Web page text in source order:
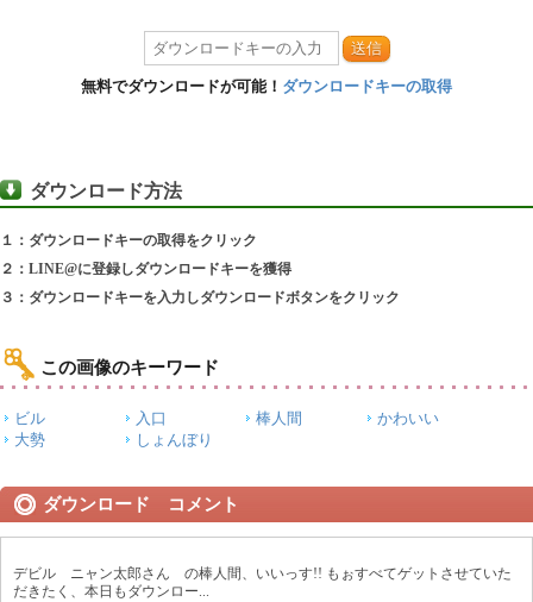
送信
無料でダウンロードが可能！ ダウンロードキーの取得
ダウンロード方法
１：ダウンロードキーの取得をクリック
２：LINE@に登録しダウンロードキーを獲得
３：ダウンロードキーを入力しダウンロードボタンをクリック
この画像のキーワード
ビル 入口 棒人間
かわいい
大勢
しょんぼり
ダウンロード コメント
デビル ニャン太郎さん の棒人間、いいっす!! もぉすべてゲットさせていた
だきたく、本日もダウンロー...